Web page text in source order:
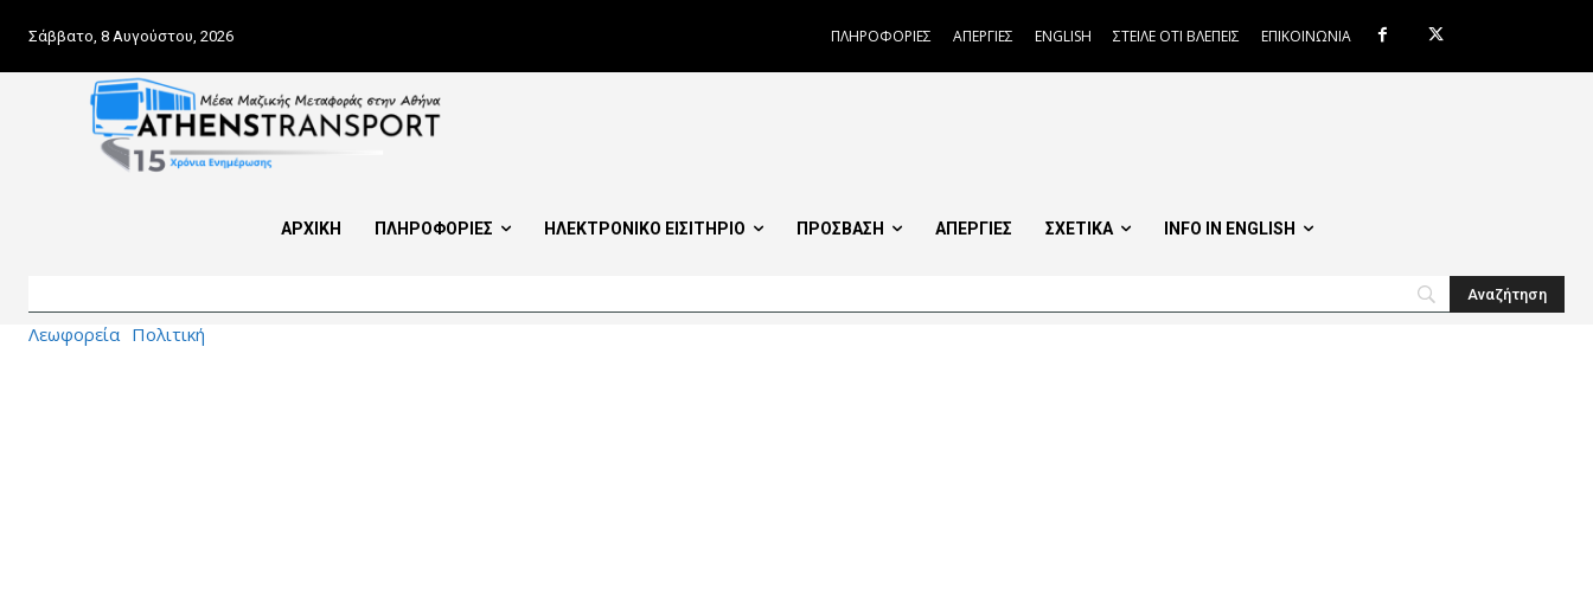
Σάββατο, 8 Αυγούστου, 2026 ΠΛΗΡΟΦΟΡΙΕΣ ΑΠΕΡΓΙΕΣ ENGLISH ΣΤΕΙΛΕ ΟΤΙ ΒΛΕΠΕΙΣ ΕΠΙΚΟΙΝΩΝΙΑ
ΑΡΧΙΚΗ ΠΛΗΡΟΦΟΡΙΕΣ ΗΛΕΚΤΡΟΝΙΚΟ ΕΙΣΙΤΗΡΙΟ ΠΡΟΣΒΑΣΗ ΑΠΕΡΓΙΕΣ ΣΧΕΤΙΚΑ INFO IN ENGLISH
Λεωφορεία Πολιτική